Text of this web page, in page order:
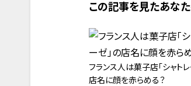
この記事を見たあな
フランス人は菓子店「シャト
店名に顔を赤らめる？